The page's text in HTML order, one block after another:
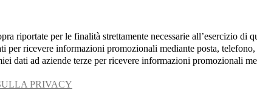
riportate per le finalità strettamente necessarie all’esercizio di
per ricevere informazioni promozionali mediante posta,
dati ad aziende terze per ricevere informazioni promozionali
PRIVACY